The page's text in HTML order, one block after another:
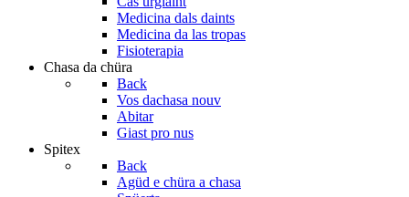
Medicina dals daints
Medicina da las tropas
Fisioterapia
Chasa da chüra
Back
Vos dachasa nouv
Abitar
Giast pro nus
Spitex
Back
Agüd e chüra a chasa